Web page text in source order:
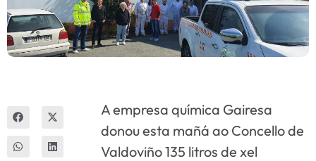
A empresa química Gairesa
donou esta mañá ao Concello de
Valdoviño 135 litros de xel